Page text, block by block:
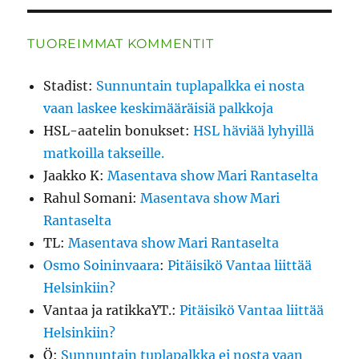
TUOREIMMAT KOMMENTIT
Stadist: Sunnuntain tuplapalkka ei nosta
vaan laskee keskimääräisiä palkkoja
HSL-aatelin bonukset:HSL häviää lyhyillä
matkoilla takseille.
Jaakko K:Masentava show Mari Rantaselta
Rahul Somani:Masentava show Mari
Rantaselta
TL:Masentava show Mari Rantaselta
Osmo Soininvaara:Pitäisikö Vantaa liittää
Helsinkiin?
Vantaa ja ratikkaYT.:Pitäisikö Vantaa liittää
Helsinkiin?
Ö: Sunnuntain tuplapalkka ei nosta vaan